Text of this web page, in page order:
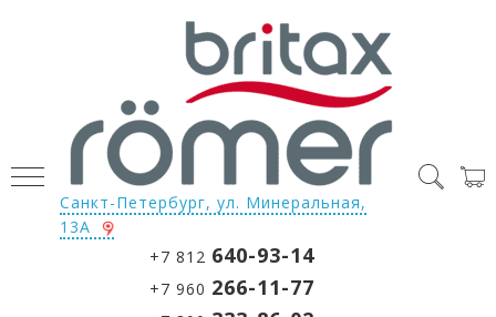
Санкт-Петербург, ул. Минеральная,
13А
+7 812 640-93-14
+7 960 266-11-77